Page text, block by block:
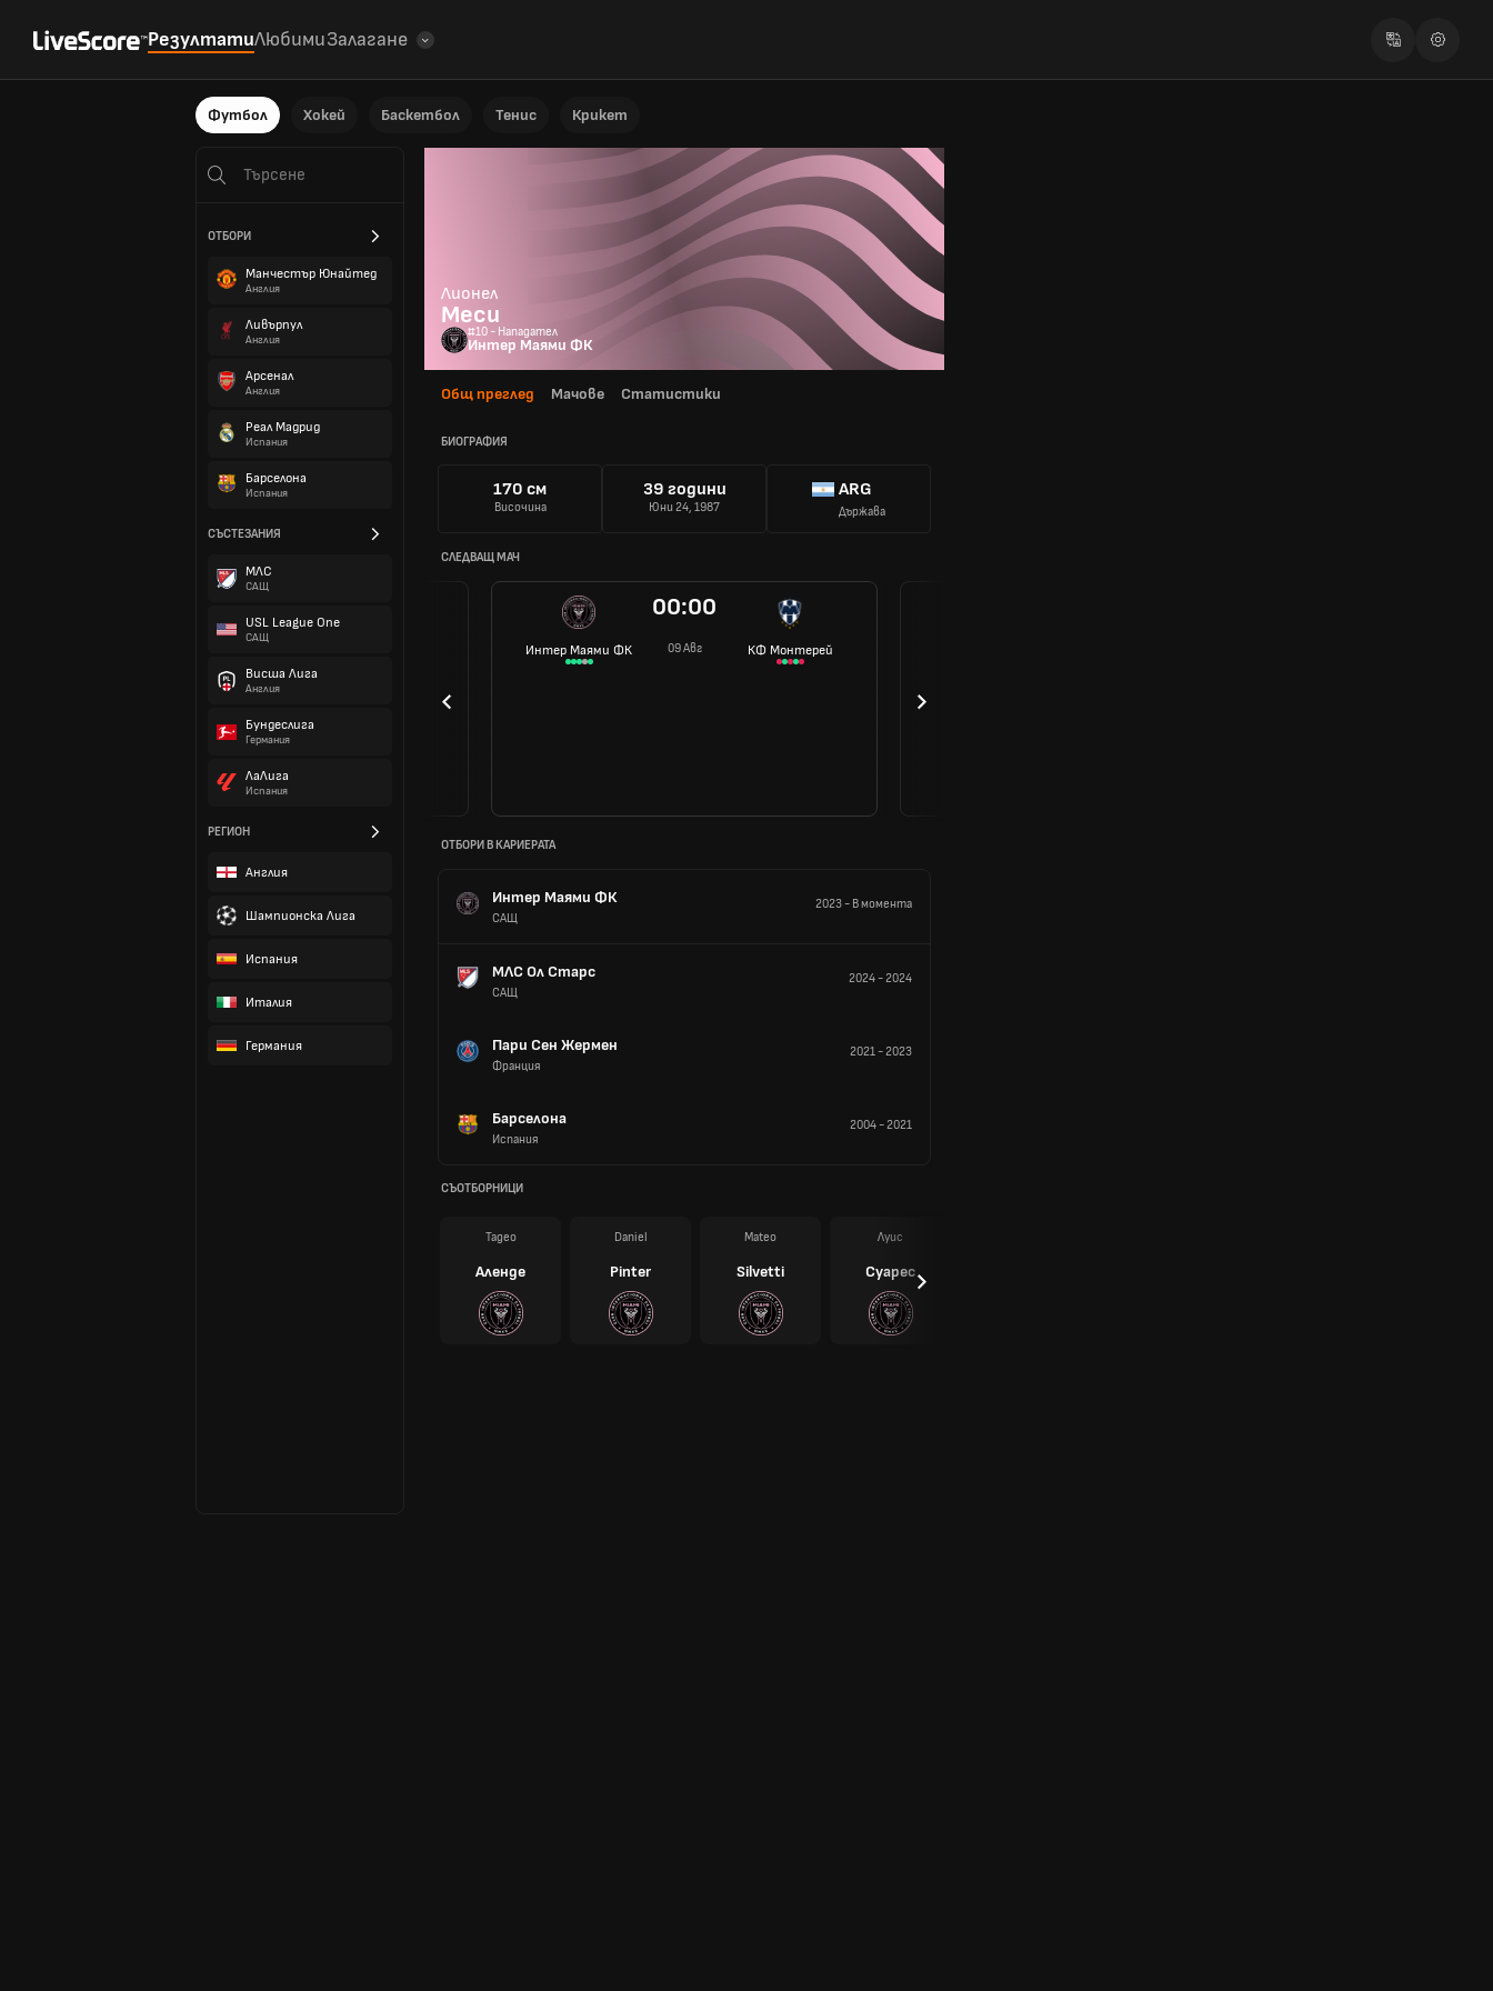
РезултатиЛюбимиЗалагане
Футбол Хокей Баскетбол Тенис Крикет
ОТБОРИ
Манчестър Юнайтед
Англия
Ливърпул
Англия
Арсенал
Англия
Реал Мадрид
Испания
Барселона
Испания
СЪСТЕЗАНИЯ
МЛС
САЩ
USL League One
САЩ
Висша Лига
Англия
Бундеслига
Германия
ЛаЛига
Испания
РЕГИОН
Англия
Шампионска Лига
Испания
Италия
Германия
Лионел
Меси
#10 - Нападател
Интер Маями ФК
Общ преглед Мачове Статистики
БИОГРАФИЯ
170 см
Височина
39 години
Юни 24, 1987
ARG
Държава
СЛЕДВАЩ МАЧ
Интер Маями ФК
00:00
09 Авг КФ Монтерей
ОТБОРИ В КАРИЕРАТА
Интер Маями ФК
САЩ
2023- В момента
МЛС Ол Старс
САЩ
2024-2024
Пари Сен Жермен
Франция
2021-2023
Барселона
Испания
2004-2021
СЪОТБОРНИЦИ
Тадео
Аленде
Daniel
Pinter
Mateo
Silvetti
Луис
Суарес